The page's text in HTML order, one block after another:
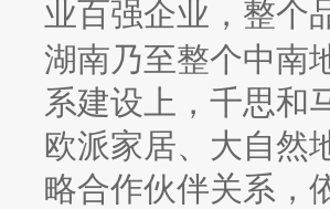
业百强企业，整个
湖南乃至整个中南
系建设上，千思和
欧派家居、大自然
略合作伙伴关系，